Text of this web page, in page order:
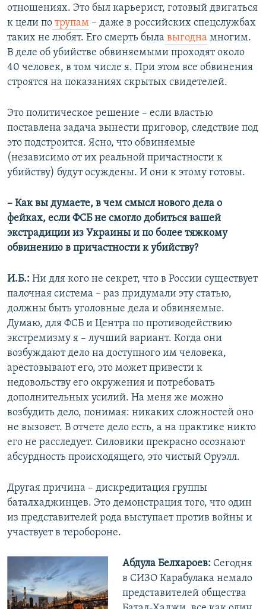
отношениях. Это был карьерист, готовый двигаться
к цели по трупам – даже в российских спецслужбах
таких не любят. Его смерть была выгодна многим.
В деле об убийстве обвиняемыми проходят около
40 человек, в том числе я. При этом все обвинения
строятся на показаниях скрытых свидетелей.
Это политическое решение – если властью
поставлена задача вынести приговор, следствие под
это подстроится. Ясно, что обвиняемые
(независимо от их реальной причастности к
убийству) будут осуждены. И они к этому готовы.
– Как вы думаете, в чем смысл нового дела о
фейках, если ФСБ не смогло добиться вашей
экстрадиции из Украины и по более тяжкому
обвинению в причастности к убийству?
И.Б.: Ни для кого не секрет, что в России существует
палочная система – раз придумали эту статью,
должны быть уголовные дела и обвиняемые.
Думаю, для ФСБ и Центра по противодействию
экстремизму я – лучший вариант. Когда они
возбуждают дело на доступного им человека,
арестовывают его, это может привести к
недовольству его окружения и потребовать
дополнительных усилий. На меня же можно
возбудить дело, понимая: никаких сложностей оно
не вызовет. В отчете дело есть, а на практике никто
его не расследует. Силовики прекрасно осознают
абсурдность происходящего, это чистый Оруэлл.
Другая причина – дискредитация группы
баталхаджинцев. Это демонстрация того, что один
из представителей рода выступает против войны и
участвует в теробороне.
Абдула Белхароев: Сегодня
в СИЗО Карабулака немало
представителей общества